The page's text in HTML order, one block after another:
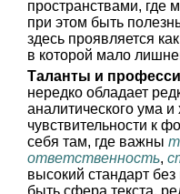
пространствами, где
при этом быть
здесь проявляется
в которой мало
Таланты и
нередко обладает
аналитического ума
чувствительности к
себя там, где важны
ответственность,
высокий стандарт
быть сфера текста,